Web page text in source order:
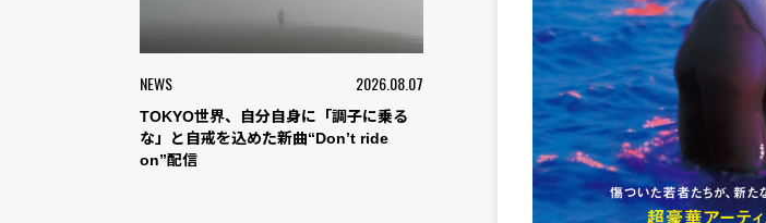
NEWS 2026.08.07
TOKYO世界、自分自身に「調子に乗る
な」と自戒を込めた新曲“Don’t ride
on”配信